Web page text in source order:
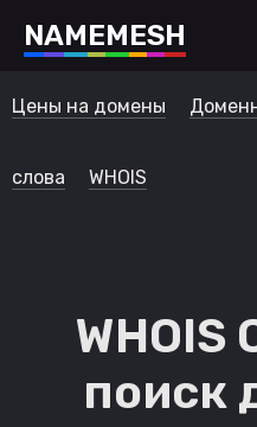
NAMEMESH
Цены на домены
слова WHOIS
WHOIS
поиск